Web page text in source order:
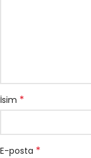
İsim *
E-posta *